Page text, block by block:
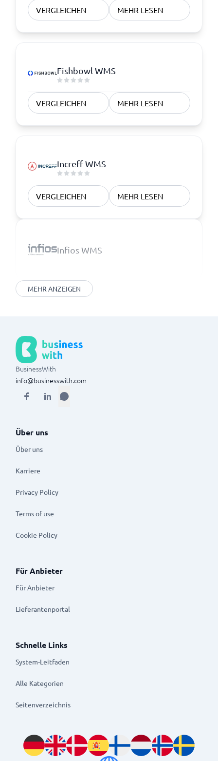
VERGLEICHEN MEHR LESEN
Fishbowl WMS
VERGLEICHEN MEHR LESEN
Increff WMS
VERGLEICHEN MEHR LESEN
Infios WMS
MEHR ANZEIGEN
BusinessWith
info@businesswith.com
Über uns
Über uns
Karriere
Privacy Policy
Terms of use
Cookie Policy
Für Anbieter
Für Anbieter
Lieferantenportal
Schnelle Links
System-Leitfaden
Alle Kategorien
Seitenverzeichnis